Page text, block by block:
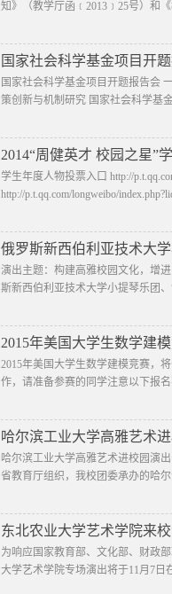
知》（教学厅函﹝2013﹞25号）和
国家社会科学基金项目开
国家社会科学基金项目开题报告会
策创新与机制研究 国家社会科学基
2014“周健英才 校园之星”
学生年度人物投票入口 http://
http://p.t.qq.com/longweibo/
俄罗斯新西伯利亚技术大
演出主题：构建高雅校园文化，增
斯新西伯利亚技术大学小提琴乐团
2015年美国大学生数学建
2015年美国大学生数学建模竞赛，
作，请准备参赛的同学注意以下报
哈尔滨工业大学高雅艺术
哈尔滨工业大学高雅艺术进校园演
省教育厅组织，我校团委承办的哈
东北农业大学艺术学院来
为响应国家教育部、文化部、财政
大学艺术学院专场演出将于11月7日